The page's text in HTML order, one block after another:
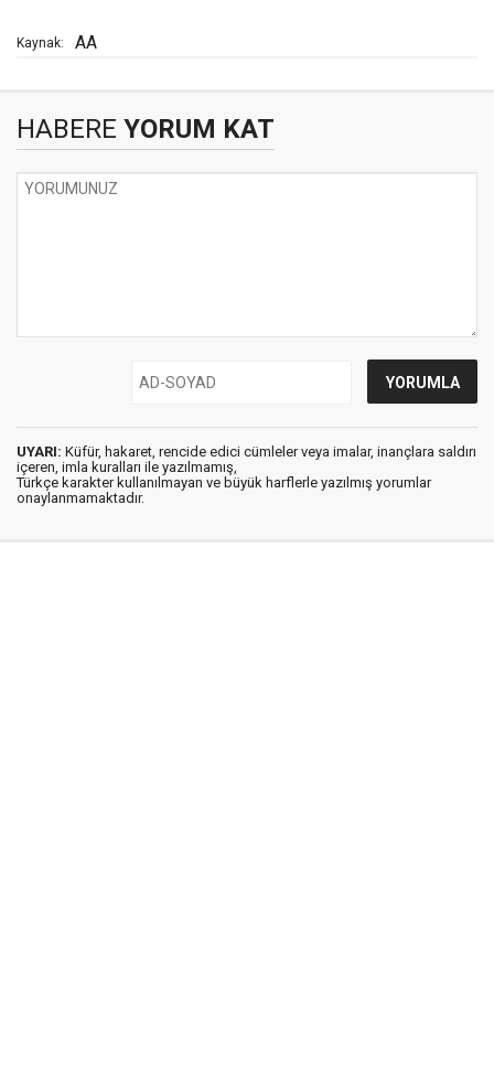
Kaynak: AA
HABERE YORUM KAT
UYARI: Küfür, hakaret, rencide edici cümleler veya imalar, inançlara saldırı
içeren, imla kuralları ile yazılmamış,
Türkçe karakter kullanılmayan ve büyük harflerle yazılmış yorumlar
onaylanmamaktadır.